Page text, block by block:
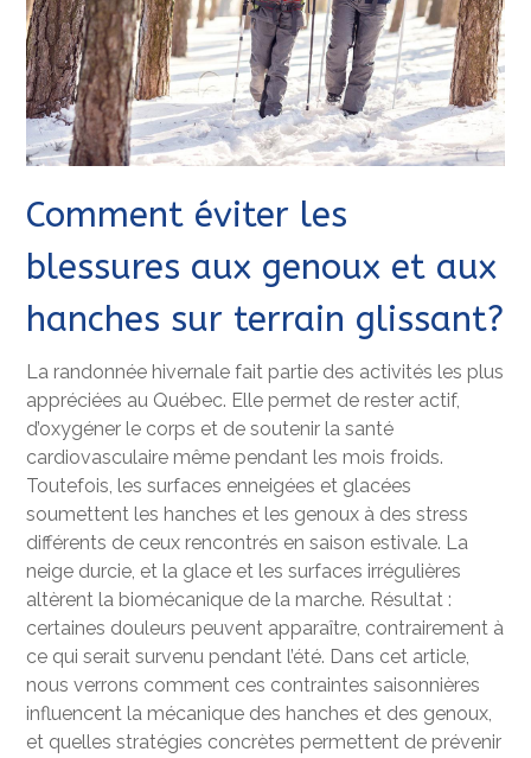
Comment éviter les
blessures aux genoux et aux
hanches sur terrain glissant?
La randonnée hivernale fait partie des activités les plus
appréciées au Québec. Elle permet de rester actif,
d’oxygéner le corps et de soutenir la santé
cardiovasculaire même pendant les mois froids.
Toutefois, les surfaces enneigées et glacées
soumettent les hanches et les genoux à des stress
différents de ceux rencontrés en saison estivale. La
neige durcie, et la glace et les surfaces irrégulières
altèrent la biomécanique de la marche. Résultat :
certaines douleurs peuvent apparaître, contrairement à
ce qui serait survenu pendant l’été. Dans cet article,
nous verrons comment ces contraintes saisonnières
influencent la mécanique des hanches et des genoux,
et quelles stratégies concrètes permettent de prévenir